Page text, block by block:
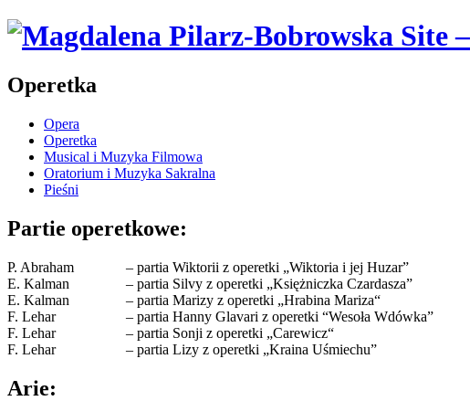
Operetka
Opera
Operetka
Musical i Muzyka Filmowa
Oratorium i Muzyka Sakralna
Pieśni
Partie operetkowe:
P. Abraham
– partia Wiktorii z operetki „Wiktoria i jej Huzar”
E. Kalman
– partia Silvy z operetki „Księżniczka Czardasza”
E. Kalman
– partia Marizy z operetki „Hrabina Mariza“
F. Lehar
– partia Hanny Glavari z operetki “Wesoła Wdówka”
F. Lehar
– partia Sonji z operetki „Carewicz“
F. Lehar
– partia Lizy z operetki „Kraina Uśmiechu”
Arie: